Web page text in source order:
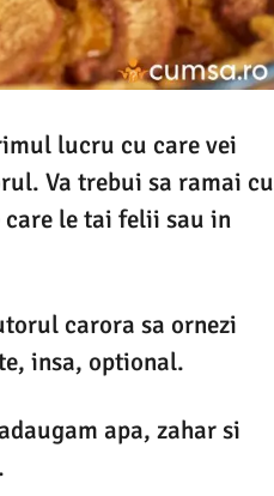
lucru cu care vei
Va trebui sa ramai cu
le tai felii sau in
carora sa ornezi
insa, optional.
apa, zahar si